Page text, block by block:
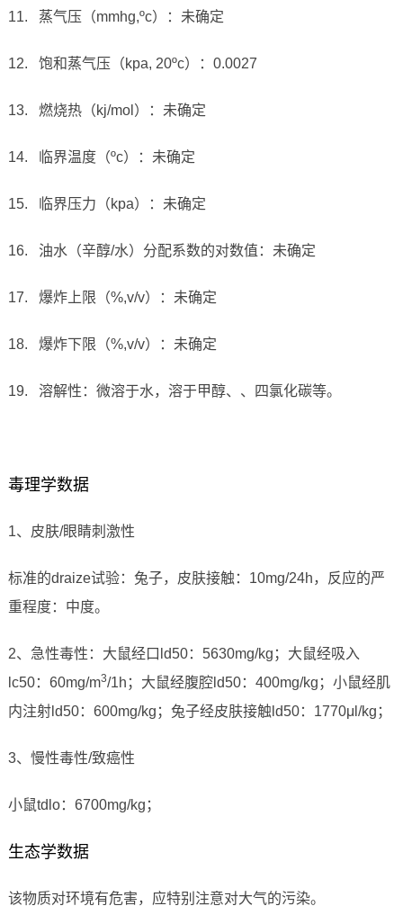
11. 蒸气压（mmhg,ºc）：未确定
12. 饱和蒸气压（kpa, 20ºc）：0.0027
13. 燃烧热（kj/mol）：未确定
14. 临界温度（ºc）：未确定
15. 临界压力（kpa）：未确定
16. 油水（辛醇/水）分配系数的对数值：未确定
17. 爆炸上限（%,v/v）：未确定
18. 爆炸下限（%,v/v）：未确定
19. 溶解性：微溶于水，溶于甲醇、、四氯化碳等。
毒理学数据
1、皮肤/眼睛刺激性
标准的draize试验：兔子，皮肤接触：10mg/24h，反应的严
重程度：中度。
2、急性毒性：大鼠经口ld50：5630mg/kg；大鼠经吸入
lc50：60mg/m3/1h；大鼠经腹腔ld50：400mg/kg；小鼠经肌
内注射ld50：600mg/kg；兔子经皮肤接触ld50：1770μl/kg；
3、慢性毒性/致癌性
小鼠tdlo：6700mg/kg；
生态学数据
该物质对环境有危害，应特别注意对大气的污染。